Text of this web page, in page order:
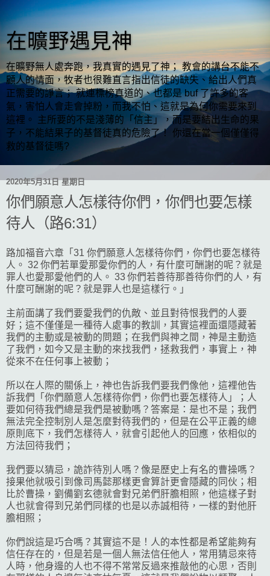
在曠野遇見神
在曠野無人處奔跑，我真實的遇見了神； 教會的講台不能不
顧人的情面，牧者也很難直言指出信徒的缺失、給出人們真
正需要的諍言； 就連標榜真道的、也都是 buf 了許多的客
氣，害怕人會走會掉粉，而我不怕、這就是為何你需要來到
這裡。 主所要的不是淺薄的「信主」，而是要結出生命的果
子，不能結果子的基督徒真的危險了！ 你還在當一個僅僅得
救的基督徒嗎?
2020年5月31日 星期日
你們願意人怎樣待你們，你們也要怎樣
待人（路6:31）
路加福音六章「31 你們願意人怎樣待你們，你們也要怎樣待
人。 32 你們若單愛那愛你們的人，有什麼可酬謝的呢？就是
罪人也愛那愛他們的人。 33 你們若善待那善待你們的人，有
什麼可酬謝的呢？就是罪人也是這樣行。」
主前面講了我們要愛我們的仇敵、並且對待恨我們的人要
好；這不僅僅是一種待人處事的教訓，其實這裡面還隱藏著
我們的主動或是被動的問題；在我們與神之間，神是主動造
了我們，如今又是主動的來找我們，拯救我們，事實上，神
從來不在任何事上被動；
所以在人際的關係上，神也告訴我們要我們像他，這裡他告
訴我們「你們願意人怎樣待你們，你們也要怎樣待人」；人
要如何待我們總是我們是被動嗎？答案是：是也不是；我們
無法完全控制別人是怎麼對待我們的，但是在公平正義的總
原則底下，我們怎樣待人，就會引起他人的回應，依相似的
方法回待我們；
我們要以猜忌，詭詐待別人嗎？像是歷史上有名的曹操嗎？
接果他就吸引到像司馬懿那樣更會算計更會隱藏的同伙；相
比於曹操，劉備劉玄德就會對兄弟們肝膽相照，他這樣子對
人也就會得到兄弟們同樣的也是以赤誠相待，一樣的對他肝
膽相照；
你們說這是巧合嗎？其實這不是！人的本性都是希望能夠有
信任存在的，但是若是一個人無法信任他人，常用猜忌來待
人時，他身邊的人也不得不常常反過來推敲他的心思，否則